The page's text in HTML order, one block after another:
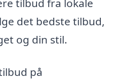
tilbud fra lokale
det bedste tilbud,
og din stil.
på